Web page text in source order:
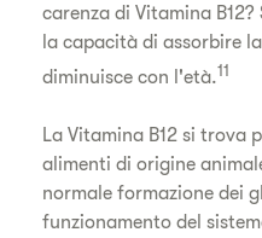
carenza di Vitamina
la capacità di assorbire
diminuisce con l'età.11
La Vitamina B12 si trova
alimenti di origine
normale formazione dei
funzionamento del